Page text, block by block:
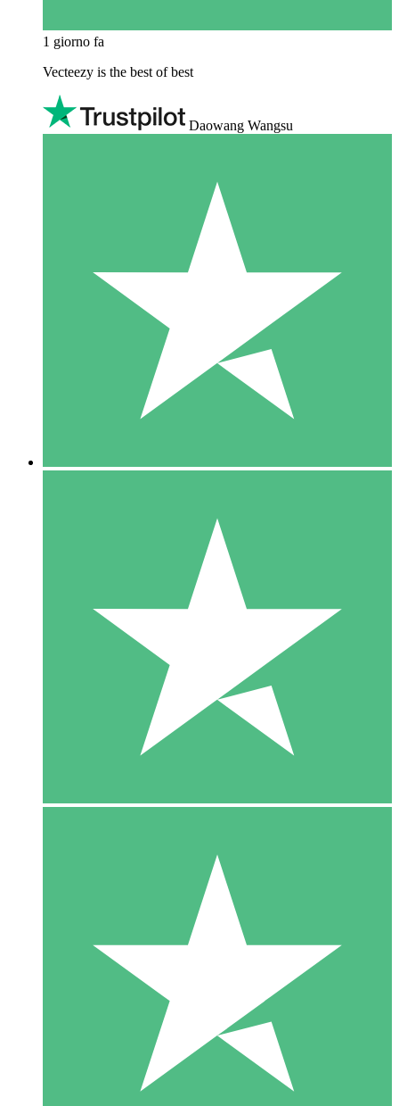
1 giorno fa
Vecteezy is the best of best
Daowang Wangsu